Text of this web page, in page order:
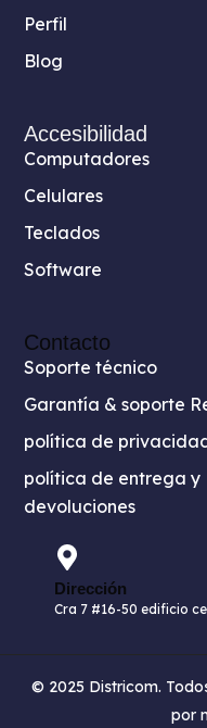
Perfil
Blog
Accesibilidad
Computadores
Celulares
Teclados
Software
Contacto
Soporte técnico
Garantía & soporte
política de
política de entrega y
devoluciones
Dirección
Cra 7 #16-50 edificio
© 2025 Districom.
por